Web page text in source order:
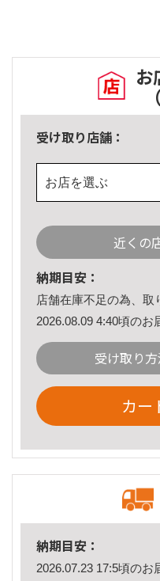
お
受け取り店舗：
お店を選ぶ
近くの
納期目安：
店舗在庫不足の為、取
2026.08.09 4:40頃のお
受け取り
カー
納期目安：
2026.07.23 17:5頃のお